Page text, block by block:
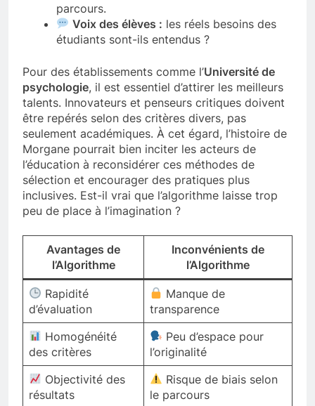
parcours.
Voix des élèves : les réels besoins des
étudiants sont-ils entendus ?
Pour des établissements comme l’Université de
psychologie, il est essentiel d’attirer les meilleurs
talents. Innovateurs et penseurs critiques doivent
être repérés selon des critères divers, pas
seulement académiques. À cet égard, l’histoire de
Morgane pourrait bien inciter les acteurs de
l’éducation à reconsidérer ces méthodes de
sélection et encourager des pratiques plus
inclusives. Est-il vrai que l’algorithme laisse trop
peu de place à l’imagination ?
Avantages de
l’Algorithme
Inconvénients de
l’Algorithme
Rapidité
d’évaluation
Manque de
transparence
Homogénéité
des critères
Peu d’espace pour
l’originalité
Objectivité des
résultats
Risque de biais selon
le parcours